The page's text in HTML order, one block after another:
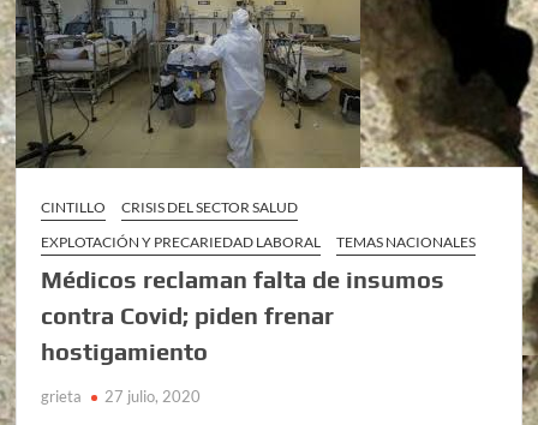
CINTILLO
CRISIS DEL SECTOR SALUD
EXPLOTACIÓN Y PRECARIEDAD LABORAL
TEMAS NACIONALES
Médicos reclaman falta de insumos
contra Covid; piden frenar
hostigamiento
grieta 27 julio, 2020